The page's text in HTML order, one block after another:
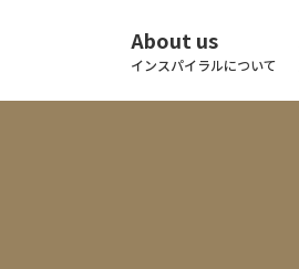
About us
インスパイラルについて